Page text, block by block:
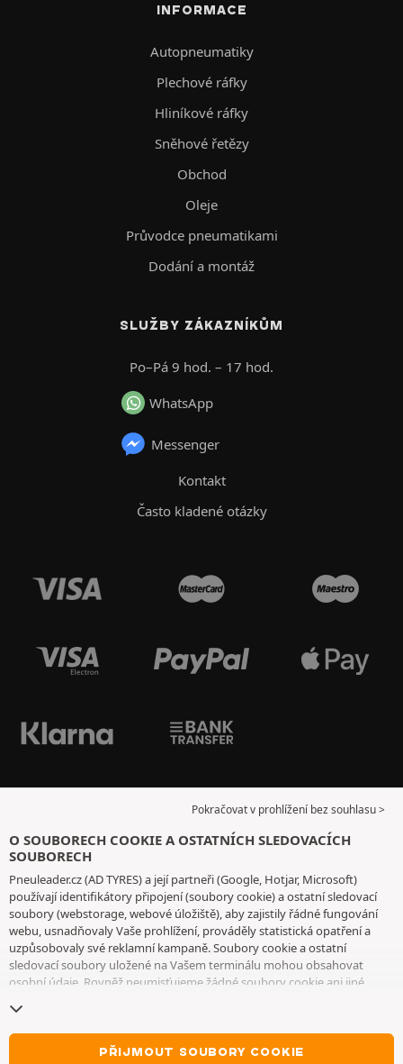
INFORMACE
Autopneumatiky
Plechové ráfky
Hliníkové ráfky
Sněhové řetězy
Obchod
Oleje
Průvodce pneumatikami
Dodání a montáž
SLUŽBY ZÁKAZNÍKŮM
Po–Pá 9 hod. – 17 hod.
WhatsApp
Messenger
Kontakt
Často kladené otázky
Pokračovat v prohlížení bez souhlasu >
O SOUBORECH COOKIE A OSTATNÍCH SLEDOVACÍCH
SOUBORECH
Pneuleader.cz (AD TYRES) a její partneři (Google, Hotjar, Microsoft)
používají identifikátory připojení (soubory cookie) a ostatní sledovací
soubory (webstorage, webové úložiště), aby zajistily řádné fungování
webu, usnadňovaly Vaše prohlížení, prováděly statistická opatření a
uzpůsobovaly své reklamní kampaně. Soubory cookie a ostatní
sledovací soubory uložené na Vašem terminálu mohou obsahovat
osobní údaje. Rovněž neumisťujeme žádné soubory cookie ani jiné
vyjma těch, které jsou nezbytné pro fungování webu. Vaši volbu
uchováváme po dobu 6 měsíců. Svůj souhlas můžete kdykoliv odvolat
stránce souborů cookie a ostatních sledovacích souborů
PŘIJMOUT SOUBORY COOKIE